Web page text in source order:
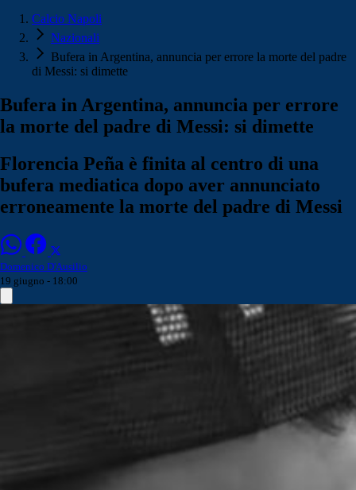
Calcio Napoli
Nazionali
Bufera in Argentina, annuncia per errore la morte del padre
di Messi: si dimette
Bufera in Argentina, annuncia per errore
la morte del padre di Messi: si dimette
Florencia Peña è finita al centro di una
bufera mediatica dopo aver annunciato
erroneamente la morte del padre di Messi
Domenico D'Ausilio
19 giugno - 18:00